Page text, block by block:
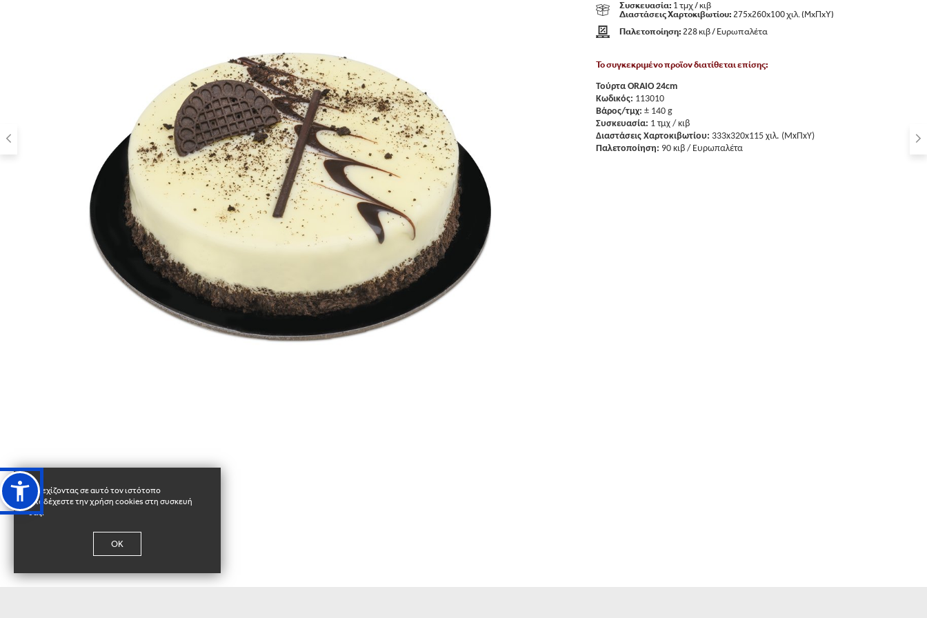
Συσκευασία: 1 τμχ / κιβ
Διαστάσεις Χαρτοκιβωτίου: 275x260x100 χιλ. (ΜxΠxΥ)
Παλετοπoίηση: 228 κιβ / Ευρωπαλέτα
Το συγκεκριμένο προϊον διατίθεται επίσης:
Τούρτα ORAIO 24cm
Κωδικός: 113010
Βάρος/τμχ: ± 140 g
Συσκευασία: 1 τμχ / κιβ
Διαστάσεις Χαρτοκιβωτίου: 333x320x115 χιλ. (ΜxΠxΥ)
Παλετοποίηση: 90 κιβ / Ευρωπαλέτα
Συνεχίζοντας σε αυτό τον ιστότοπο
αποδέχεστε την χρήση cookies στη συσκευή
σας.
OK